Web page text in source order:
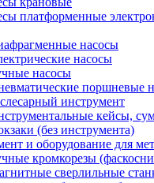
платформенные
насосы
насосы
насосы
поршневые
инструмент
кейсы,
(без инструмента)
и оборудование для
кромкорезы
сверлильные